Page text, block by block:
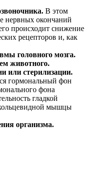
В этом
нервных окончаний
происходит снижение
рецепторов и, как
головного мозга.
животного.
или стерилизации.
гормональный фон
фона
гладкой
мышцы
организма.